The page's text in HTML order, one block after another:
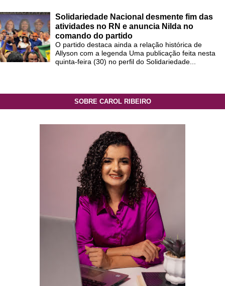
Solidariedade Nacional desmente fim das
atividades no RN e anuncia Nilda no
comando do partido
O partido destaca ainda a relação histórica de
Allyson com a legenda Uma publicação feita nesta
quinta-feira (30) no perfil do Solidariedade...
SOBRE CAROL RIBEIRO